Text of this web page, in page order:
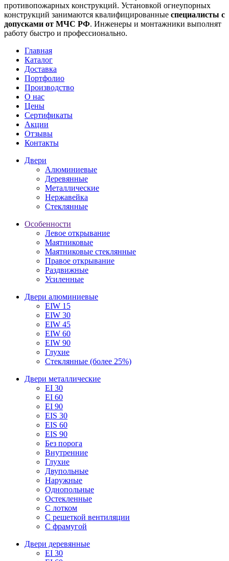
противопожарных конструкций. Установкой огнеупорных
конструкций занимаются квалифицированные специалисты с
допусками от МЧС РФ. Инженеры и монтажники выполнят
работу быстро и профессионально.
Главная
Каталог
Доставка
Портфолио
Производство
О нас
Цены
Сертификаты
Акции
Отзывы
Контакты
Двери
Алюминиевые
Деревянные
Металлические
Нержавейка
Стеклянные
Особенности
Левое открывание
Маятниковые
Маятниковые стеклянные
Правое открывание
Раздвижные
Усиленные
Двери алюминиевые
EIW 15
EIW 30
EIW 45
EIW 60
EIW 90
Глухие
Стеклянные (более 25%)
Двери металлические
EI 30
EI 60
EI 90
EIS 30
EIS 60
EIS 90
Без порога
Внутренние
Глухие
Двупольные
Наружные
Однопольные
Остекленные
С лотком
С решеткой вентиляции
С фрамугой
Двери деревянные
EI 30